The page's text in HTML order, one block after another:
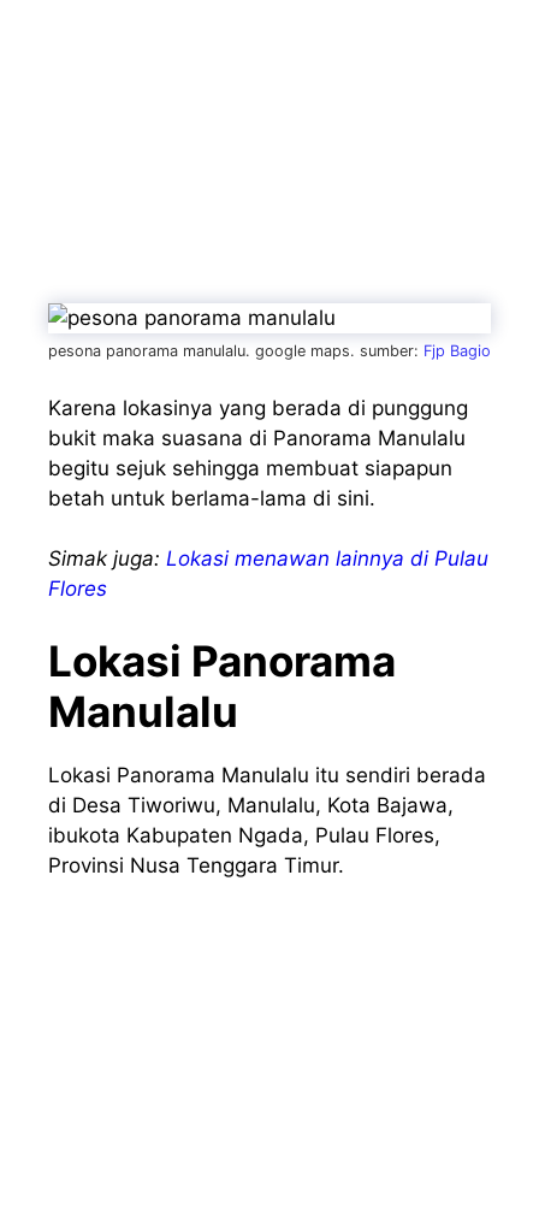
pesona panorama manulalu. google maps. sumber: Fjp Bagio
Karena lokasinya yang berada di punggung
bukit maka suasana di Panorama Manulalu
begitu sejuk sehingga membuat siapapun
betah untuk berlama-lama di sini.
Simak juga: Lokasi menawan lainnya di Pulau
Flores
Lokasi Panorama
Manulalu
Lokasi Panorama Manulalu itu sendiri berada
di Desa Tiworiwu, Manulalu, Kota Bajawa,
ibukota Kabupaten Ngada, Pulau Flores,
Provinsi Nusa Tenggara Timur.